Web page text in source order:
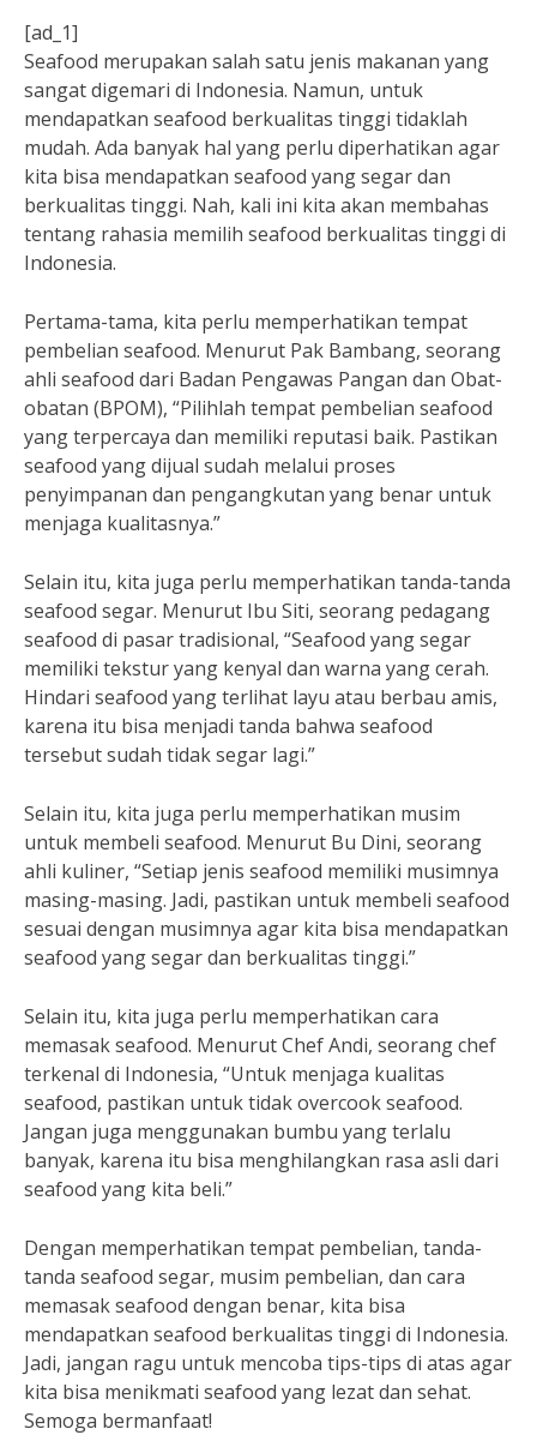
[ad_1]
Seafood merupakan salah satu jenis makanan yang
sangat digemari di Indonesia. Namun, untuk
mendapatkan seafood berkualitas tinggi tidaklah
mudah. Ada banyak hal yang perlu diperhatikan agar
kita bisa mendapatkan seafood yang segar dan
berkualitas tinggi. Nah, kali ini kita akan membahas
tentang rahasia memilih seafood berkualitas tinggi di
Indonesia.
Pertama-tama, kita perlu memperhatikan tempat
pembelian seafood. Menurut Pak Bambang, seorang
ahli seafood dari Badan Pengawas Pangan dan Obat-
obatan (BPOM), “Pilihlah tempat pembelian seafood
yang terpercaya dan memiliki reputasi baik. Pastikan
seafood yang dijual sudah melalui proses
penyimpanan dan pengangkutan yang benar untuk
menjaga kualitasnya.”
Selain itu, kita juga perlu memperhatikan tanda-tanda
seafood segar. Menurut Ibu Siti, seorang pedagang
seafood di pasar tradisional, “Seafood yang segar
memiliki tekstur yang kenyal dan warna yang cerah.
Hindari seafood yang terlihat layu atau berbau amis,
karena itu bisa menjadi tanda bahwa seafood
tersebut sudah tidak segar lagi.”
Selain itu, kita juga perlu memperhatikan musim
untuk membeli seafood. Menurut Bu Dini, seorang
ahli kuliner, “Setiap jenis seafood memiliki musimnya
masing-masing. Jadi, pastikan untuk membeli seafood
sesuai dengan musimnya agar kita bisa mendapatkan
seafood yang segar dan berkualitas tinggi.”
Selain itu, kita juga perlu memperhatikan cara
memasak seafood. Menurut Chef Andi, seorang chef
terkenal di Indonesia, “Untuk menjaga kualitas
seafood, pastikan untuk tidak overcook seafood.
Jangan juga menggunakan bumbu yang terlalu
banyak, karena itu bisa menghilangkan rasa asli dari
seafood yang kita beli.”
Dengan memperhatikan tempat pembelian, tanda-
tanda seafood segar, musim pembelian, dan cara
memasak seafood dengan benar, kita bisa
mendapatkan seafood berkualitas tinggi di Indonesia.
Jadi, jangan ragu untuk mencoba tips-tips di atas agar
kita bisa menikmati seafood yang lezat dan sehat.
Semoga bermanfaat!